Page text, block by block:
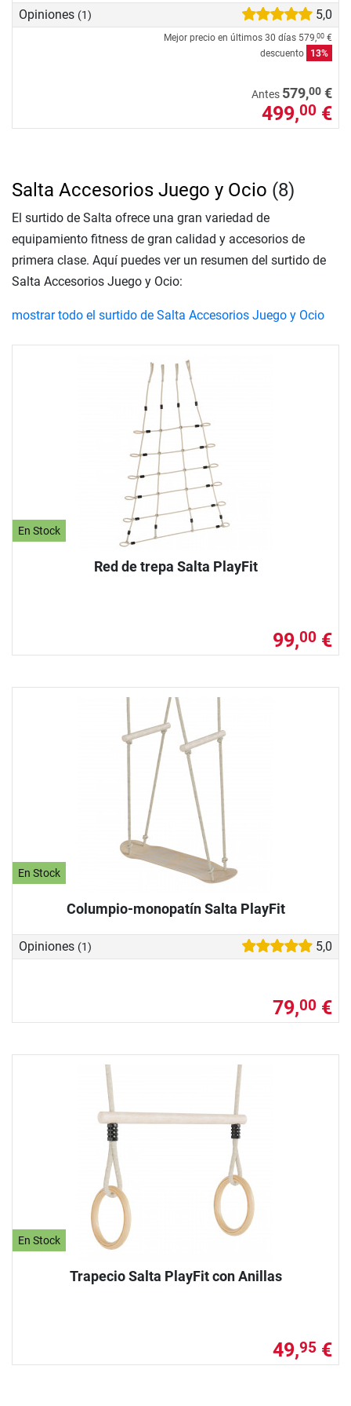
Opiniones (1) 5,0
Mejor precio en últimos 30 días 579,00 €
descuento
13%
Antes 579,00 €
499,00 €
En Stock
Red de trepa Salta PlayFit
99,00 €
En Stock
Columpio-monopatín Salta PlayFit
Opiniones (1) 5,0
79,00 €
En Stock
Trapecio Salta PlayFit con Anillas
49,95 €
Salta Accesorios Juego y Ocio (8)
El surtido de Salta ofrece una gran variedad de
equipamiento fitness de gran calidad y accesorios de
primera clase. Aquí puedes ver un resumen del surtido de
Salta Accesorios Juego y Ocio:
mostrar todo el surtido de Salta Accesorios Juego y Ocio